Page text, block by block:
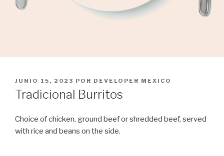
PUBLICADO
EL
JUNIO 15, 2023 POR DEVELOPER MEXICO
Tradicional Burritos
Choice of chicken, ground beef or shredded beef, served
with rice and beans on the side.